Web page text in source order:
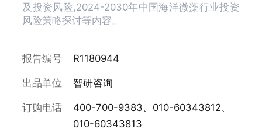
及投资风险,2024-2030年中国海洋微藻行业投资
风险策略探讨等内容。
报告编号 R1180944
出品单位 智研咨询
订购电话
400-700-9383、010-60343812、
010-60343813